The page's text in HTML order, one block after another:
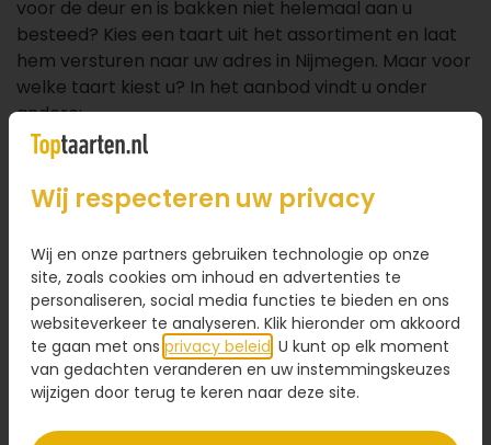
voor de deur en is bakken niet helemaal aan u
besteed? Kies een taart uit het assortiment en laat
hem versturen naar uw adres in Nijmegen. Maar voor
welke taart kiest u? In het aanbod vindt u onder
andere:
Marsepeintaarten
Slagroomtaarten
Taarten met foto
Laat weten welke taart u gaat bestellen, dan
versturen wij hem naar de juiste locatie in Nijmegen.
Verras al uw collega’s met een originele
traktatie
Naast het bestellen van taart, bezorgen we ook
Wij respecteren uw privacy
Wij en onze partners gebruiken technologie op onze
site, zoals cookies om inhoud en advertenties te
personaliseren, social media functies te bieden en ons
websiteverkeer te analyseren. Klik hieronder om akkoord
te gaan met ons privacy beleid . U kunt op elk moment
van gedachten veranderen en uw instemmingskeuzes
wijzigen door terug te keren naar deze site.